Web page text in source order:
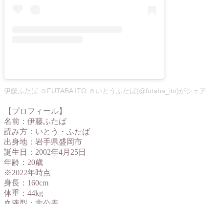
伊藤ふたば ☺︎FUTABA ITO ☺︎いとうふたば(@futaba_ito)がシェアした投稿
【プロフィール】
名前：伊藤ふたば
読み方：いとう・ふたば
出身地：岩手県盛岡市
誕生日：2002年4月25日
年齢：20歳
※2022年時点
身長：160cm
体重：44kg